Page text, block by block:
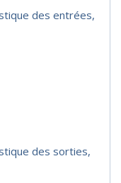
des entrées,
des sorties,